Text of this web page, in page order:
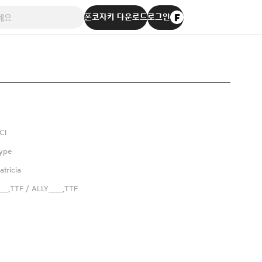
폰코자키 다운로드로그인
/ ALLY____.TTF